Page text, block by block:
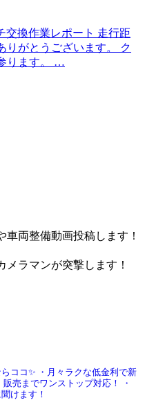
換作業レポート 走行距
がとうございます。 ク
ります。 …
両整備動画投稿します！
ラマンが突撃します！
ココ✨ ・月々ラクな低金利で新
販売までワンストップ対応！
・
けます！